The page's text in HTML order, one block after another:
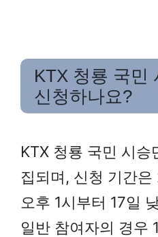
KTX 청룡 국민
신청하나요?
KTX 청룡 국민 시승
집되며, 신청 기간
오후 1시부터 17일
일반 참여자의 경우